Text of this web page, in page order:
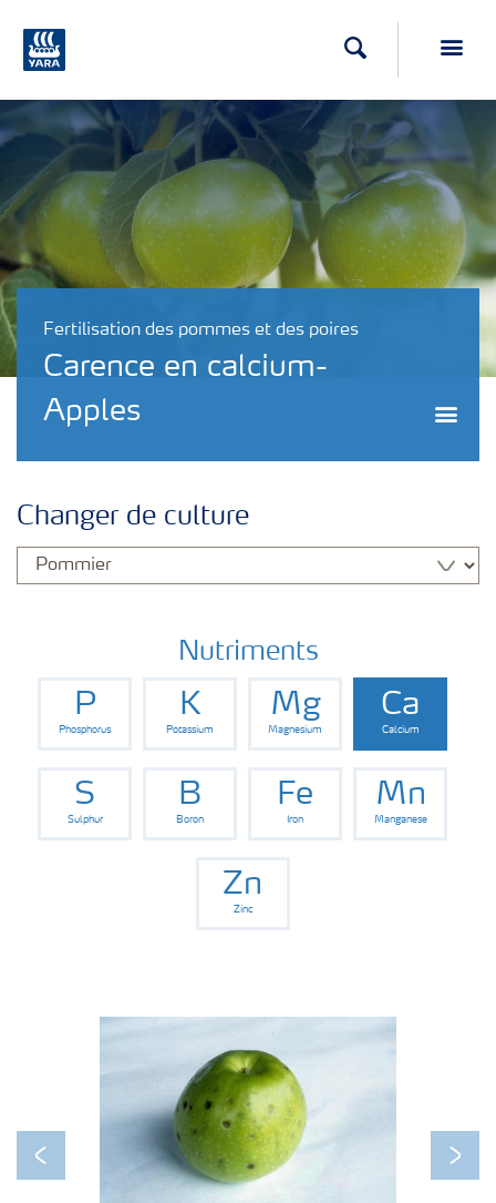
Recherche
Fertilisation des pommes et des poires
Carence en calcium-
Apples
Changer de culture
Nutriments
P
Phosphorus
K
Potassium
Mg
Magnesium
Ca
Calcium
S
Sulphur
B
Boron
Fe
Iron
Mn
Manganese
Zn
Zinc
Previous Next